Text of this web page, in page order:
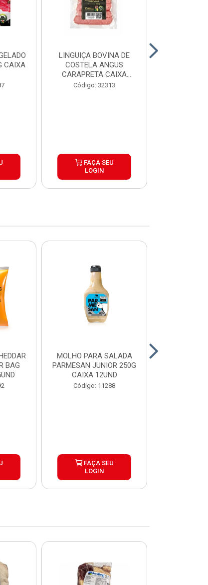
CAIXA
LINGUIÇA BOVINA DE
COSTELA ANGUS
CARAPRETA CAIXA
24X300G
Código: 32313
FAÇA SEU
LOGIN
BAG
MOLHO PARA SALADA
PARMESAN JUNIOR 250G
CAIXA 12UND
Código: 11288
FAÇA SEU
LOGIN